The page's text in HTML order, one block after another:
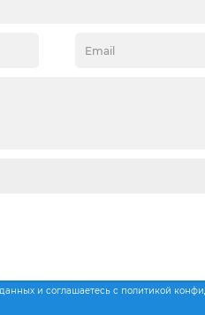
и соглашаетесь с политикой